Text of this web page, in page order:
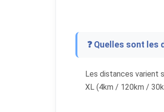
❓ Quelles sont
Les distances varient
XL (4km / 120km /